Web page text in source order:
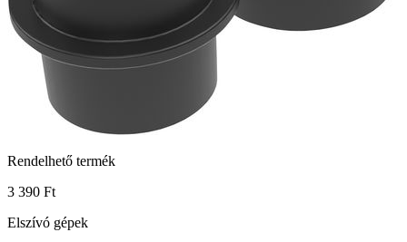
Rendelhető termék
3 390 Ft
Elszívó gépek